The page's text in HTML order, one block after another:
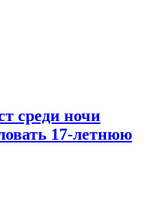
среди ночи
17-летнюю